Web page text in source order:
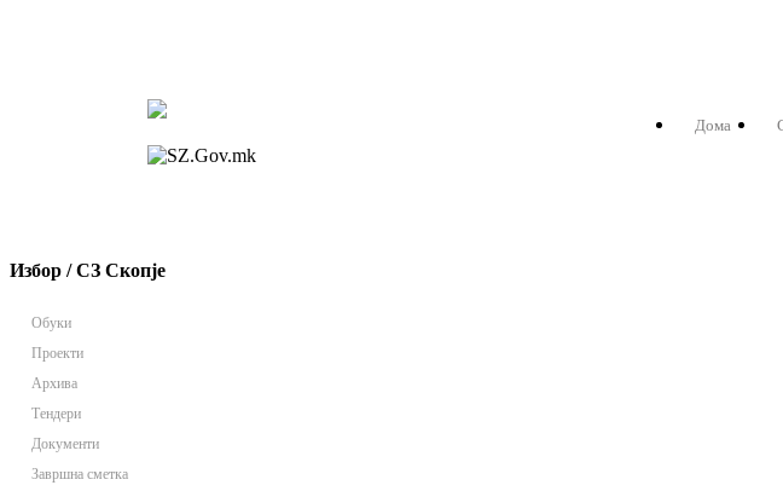
Дома
Избор / СЗ Скопје
Обуки
Проекти
Архива
Тендери
Документи
Завршна сметка